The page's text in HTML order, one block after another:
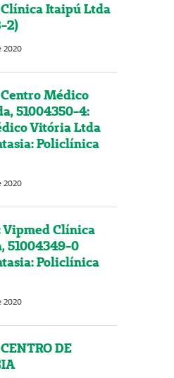
Itaipú Ltda
2)
2020
Médico
51004350-4:
Vitória Ltda
Policlínica
2020
Vipmed Clínica
51004349-0
Policlínica
2020
DE